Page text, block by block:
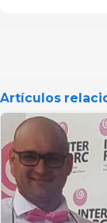
Artículos